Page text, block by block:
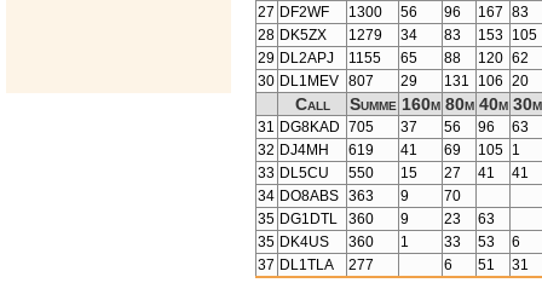
27 DF2WF 1300 56 96 167 83
28 DK5ZX 1279 34 83 153 105
29 DL2APJ 1155 65 88 120 62
30 DL1MEV 807 29 131 106 20
Call Summe 160m 80m 40m 30m
31 DG8KAD 705 37 56 96
63
32 DJ4MH 619 41 69 105 1
33 DL5CU 550 15 27 41
41
34 DO8ABS 363 9
70
35 DG1DTL 360 9 23
63
35 DK4US 360 1 33 53
6
37 DL1TLA 277 6 51 31